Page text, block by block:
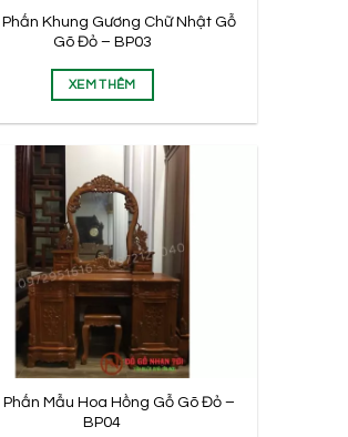
Khung Gương Chữ Nhật Gỗ
Gõ Đỏ – BP03
XEM THÊM
Mẫu Hoa Hồng Gỗ Gõ Đỏ –
BP04